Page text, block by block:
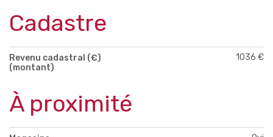
Cadastre
Revenu cadastral (€)
(montant)
1036 €
À proximité